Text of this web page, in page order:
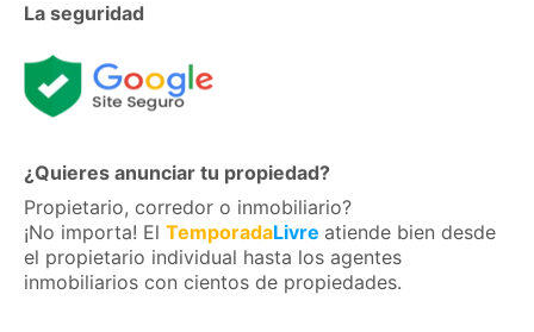
La seguridad
¿Quieres anunciar tu propiedad?
Propietario, corredor o inmobiliario?
¡No importa! El TemporadaLivre atiende bien desde
el propietario individual hasta los agentes
inmobiliarios con cientos de propiedades.